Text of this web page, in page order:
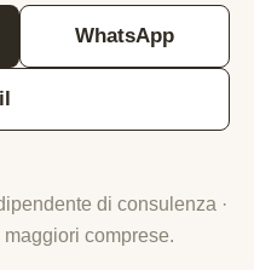
WhatsApp
di consulenza ·
comprese.